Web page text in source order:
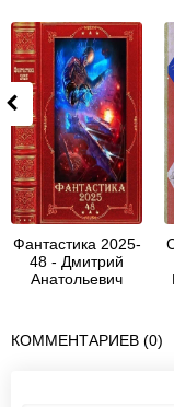
Фантастика 2025-
48 - Дмитрий
Анатольевич
КОММЕНТАРИЕВ (0)